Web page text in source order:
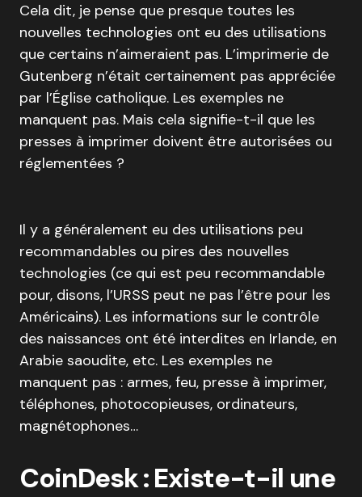
Cela dit, je pense que presque toutes les
nouvelles technologies ont eu des utilisations
que certains n’aimeraient pas. L’imprimerie de
Gutenberg n’était certainement pas appréciée
par l’Église catholique. Les exemples ne
manquent pas. Mais cela signifie-t-il que les
presses à imprimer doivent être autorisées ou
réglementées ?
Il y a généralement eu des utilisations peu
recommandables ou pires des nouvelles
technologies (ce qui est peu recommandable
pour, disons, l’URSS peut ne pas l’être pour les
Américains). Les informations sur le contrôle
des naissances ont été interdites en Irlande, en
Arabie saoudite, etc. Les exemples ne
manquent pas : armes, feu, presse à imprimer,
téléphones, photocopieuses, ordinateurs,
magnétophones…
CoinDesk : Existe-t-il une